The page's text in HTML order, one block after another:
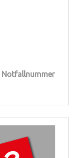
Notfallnummer